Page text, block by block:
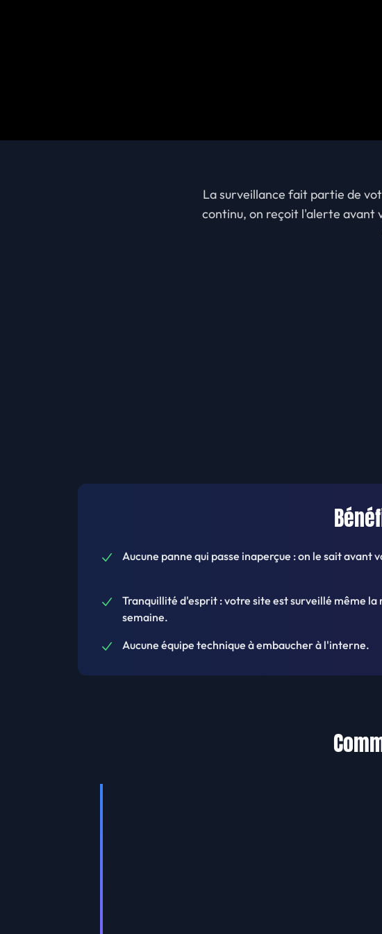
La surveillance fait partie de
continu, on reçoit l'alerte avant
Aucune panne qui passe inaperçue : on le sait avant
Tranquillité d'esprit : votre site est surveillé même la
semaine.
Aucune équipe technique à embaucher à l'interne.